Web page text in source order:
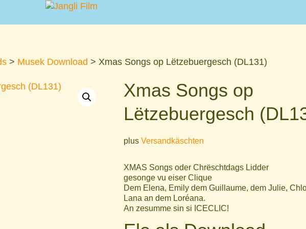
> Musek Download > Xmas Songs op Lëtzebuergesch (DL131)
Xmas Songs op
Lëtzebuergesch
plus Versandkäschten
XMAS Songs oder Chrëschtdags Lidder
gesonge vu eiser Clique
Dem Elena, Emily dem Guillaume, dem Julie,
Lana an dem Loréana.
An zesumme sin si ICECLIC!